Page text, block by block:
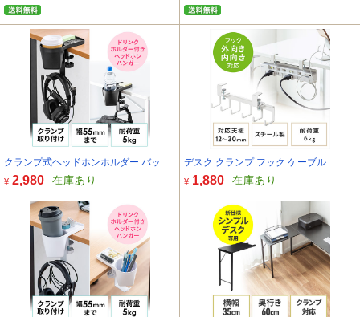
クランプ式ヘッドホンホルダー バッ...
¥ 2,980 在庫あり
デスク クランプ フック ケーブル...
¥ 1,880 在庫あり